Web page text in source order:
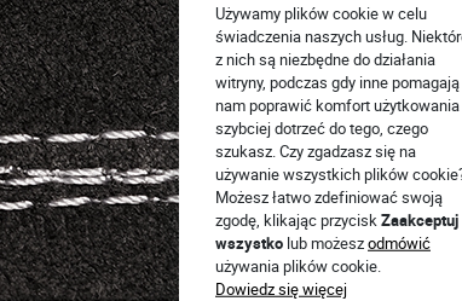
Używamy plików cookie w celu
świadczenia naszych usług.
z nich są niezbędne do działania
witryny, podczas gdy inne pomagają
nam poprawić komfort
szybciej dotrzeć do tego, czego
szukasz. Czy zgadzasz się na
używanie wszystkich plików
Możesz łatwo zdefiniować swoją
zgodę, klikając przyciskZaakceptuj
wszystko lub możeszodmówić
używania plików cookie.
Dowiedz się więcej